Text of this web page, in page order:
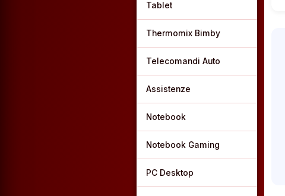
Tablet
Thermomix Bimby
Telecomandi Auto
Assistenze
Notebook
Notebook Gaming
PC Desktop